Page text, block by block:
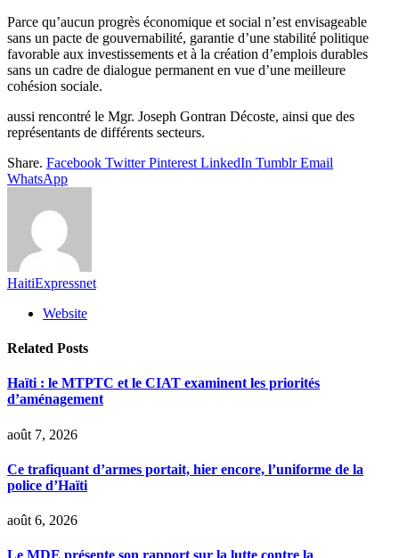
Parce qu’aucun progrès économique et social n’est envisageable
sans un pacte de gouvernabilité, garantie d’une stabilité politique
favorable aux investissements et à la création d’emplois durables
sans un cadre de dialogue permanent en vue d’une meilleure
cohésion sociale.
aussi rencontré le Mgr. Joseph Gontran Décoste, ainsi que des
représentants de différents secteurs.
Share. Facebook Twitter Pinterest LinkedIn Tumblr Email
WhatsApp
HaitiExpressnet
Website
Related Posts
Haïti : le MTPTC et le CIAT examinent les priorités
d’aménagement
août 7, 2026
Ce trafiquant d’armes portait, hier encore, l’uniforme de la
police d’Haïti
août 6, 2026